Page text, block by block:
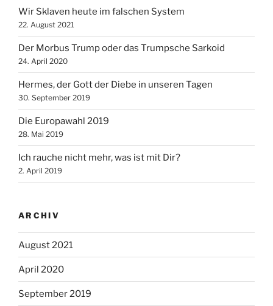
Wir Sklaven heute im falschen System
22. August 2021
Der Morbus Trump oder das Trumpsche Sarkoid
24. April 2020
Hermes, der Gott der Diebe in unseren Tagen
30. September 2019
Die Europawahl 2019
28. Mai 2019
Ich rauche nicht mehr, was ist mit Dir?
2. April 2019
ARCHIV
August 2021
April 2020
September 2019